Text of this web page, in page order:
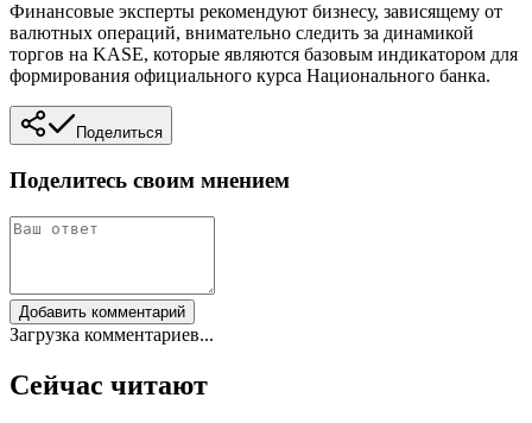
Финансовые эксперты рекомендуют бизнесу, зависящему от
валютных операций, внимательно следить за динамикой
торгов на KASE, которые являются базовым индикатором для
формирования официального курса Национального банка.
Поделиться
Поделитесь своим мнением
Добавить комментарий
Загрузка комментариев...
Сейчас читают